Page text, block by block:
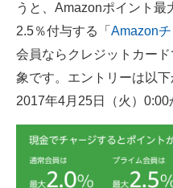
うと、Amazonポイント
2.5％付与する「 Amazon
会員ならクレジットカー
象です。エントリーは以
2017年4月25日（火）0:00